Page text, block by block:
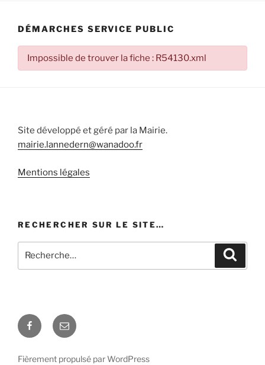
DÉMARCHES SERVICE PUBLIC
Impossible de trouver la fiche : R54130.xml
Site développé et géré par la Mairie.
mairie.lannedern@wanadoo.fr
Mentions légales
RECHERCHER SUR LE SITE…
pour
Facebook
E-
mail
Fièrement propulsé par WordPress